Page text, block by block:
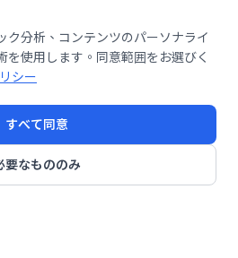
ク分析、コンテンツのパーソナライ
使用します。同意範囲をお選びく
シー
すべて同意
要なもののみ
を貴社に活用しません
か？
診断を申し込む